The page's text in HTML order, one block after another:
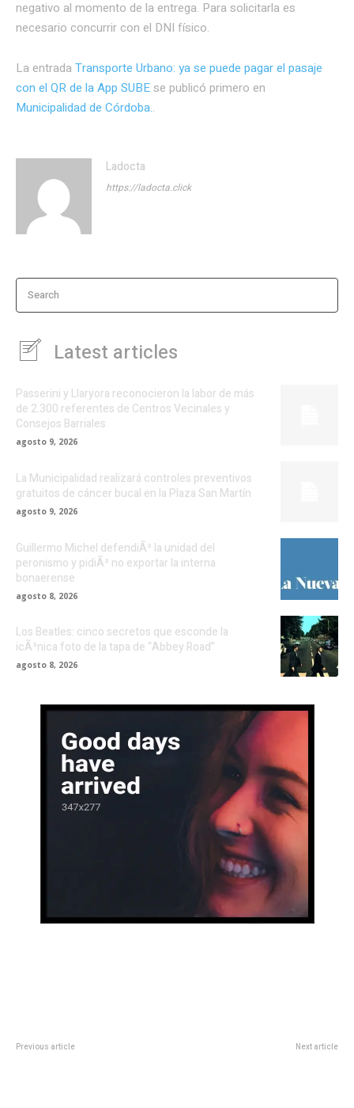
negativo al momento de la entrega. Para solicitarla es
necesario concurrir con el DNI físico.
La entrada Transporte Urbano: ya se puede pagar el pasaje
con el QR de la App SUBEse publicó primero en
Municipalidad de Córdoba..
Ladocta
https://ladocta.click
Search
Latest articles
Passerini y Llaryora reconocieron la labor de más
de 2.300 referentes de Centros Vecinales y
Consejos Barriales
agosto 9, 2026
La Municipalidad realizará controles preventivos
gratuitos de cáncer bucal en la Plaza San Martín
agosto 9, 2026
Guillermo Michel defendiÃ³ la unidad del
peronismo y pidiÃ³ no exportar la interna
bonaerense
agosto 8, 2026
Los Beatles: cinco secretos que esconde la
icÃ³nica foto de la tapa de “Abbey Road”
agosto 8, 2026
Previous article Next article